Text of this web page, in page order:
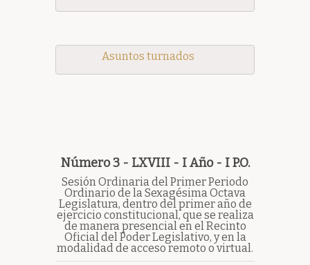
Asuntos turnados
Número 3 - LXVIII - I Año - I P.O.
Sesión Ordinaria del Primer Periodo
Ordinario de la Sexagésima Octava
Legislatura, dentro del primer año de
ejercicio constitucional, que se realiza
de manera presencial en el Recinto
Oficial del Poder Legislativo, y en la
modalidad de acceso remoto o virtual.